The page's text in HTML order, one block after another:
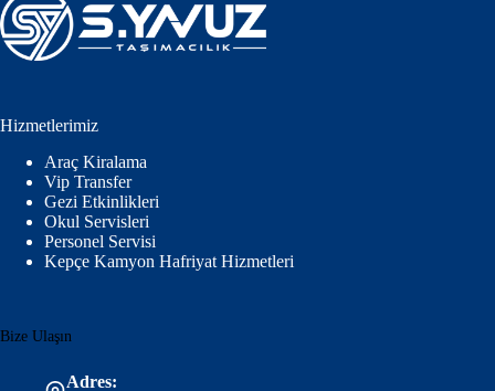
Hizmetlerimiz
Araç Kiralama
Vip Transfer
Gezi Etkinlikleri
Okul Servisleri
Personel Servisi
Kepçe Kamyon Hafriyat Hizmetleri
Bize Ulaşın
Adres: